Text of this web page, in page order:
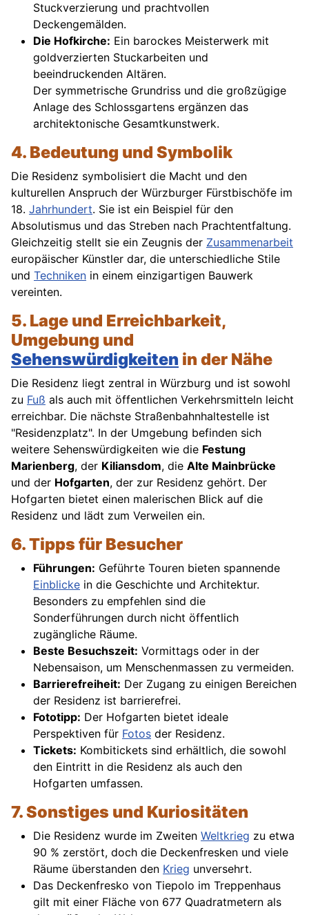
Stuckverzierung und prachtvollen
Deckengemälden.
Die Hofkirche: Ein barockes Meisterwerk mit
goldverzierten Stuckarbeiten und
beeindruckenden Altären.
Der symmetrische Grundriss und die großzügige
Anlage des Schlossgartens ergänzen das
architektonische Gesamtkunstwerk.
4. Bedeutung und Symbolik
Die Residenz symbolisiert die Macht und den
kulturellen Anspruch der Würzburger Fürstbischöfe im
18. Jahrhundert. Sie ist ein Beispiel für den
Absolutismus und das Streben nach Prachtentfaltung.
Gleichzeitig stellt sie ein Zeugnis der Zusammenarbeit
europäischer Künstler dar, die unterschiedliche Stile
und Techniken in einem einzigartigen Bauwerk
vereinten.
5. Lage und Erreichbarkeit,
Umgebung und
Sehenswürdigkeiten in der Nähe
Die Residenz liegt zentral in Würzburg und ist sowohl
zu Fuß als auch mit öffentlichen Verkehrsmitteln leicht
erreichbar. Die nächste Straßenbahnhaltestelle ist
"Residenzplatz". In der Umgebung befinden sich
weitere Sehenswürdigkeiten wie die Festung
Marienberg, der Kiliansdom, die Alte Mainbrücke
und der Hofgarten, der zur Residenz gehört. Der
Hofgarten bietet einen malerischen Blick auf die
Residenz und lädt zum Verweilen ein.
6. Tipps für Besucher
Führungen: Geführte Touren bieten spannende
Einblicke in die Geschichte und Architektur.
Besonders zu empfehlen sind die
Sonderführungen durch nicht öffentlich
zugängliche Räume.
Beste Besuchszeit: Vormittags oder in der
Nebensaison, um Menschenmassen zu vermeiden.
Barrierefreiheit: Der Zugang zu einigen Bereichen
der Residenz ist barrierefrei.
Fototipp: Der Hofgarten bietet ideale
Perspektiven für Fotos der Residenz.
Tickets: Kombitickets sind erhältlich, die sowohl
den Eintritt in die Residenz als auch den
Hofgarten umfassen.
7. Sonstiges und Kuriositäten
Die Residenz wurde im Zweiten Weltkrieg zu etwa
90 % zerstört, doch die Deckenfresken und viele
Räume überstanden den Krieg unversehrt.
Das Deckenfresko von Tiepolo im Treppenhaus
gilt mit einer Fläche von 677 Quadratmetern als